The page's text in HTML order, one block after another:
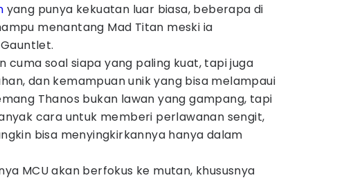
yang punya kekuatan luar biasa, beberapa di
menantang Mad Titan meski ia
cuma soal siapa yang paling kuat, tapi juga
dan kemampuan unik yang bisa melampaui
Thanos bukan lawan yang gampang, tapi
cara untuk memberi perlawanan sengit,
bisa menyingkirkannya hanya dalam
MCU akan berfokus ke mutan, khususnya